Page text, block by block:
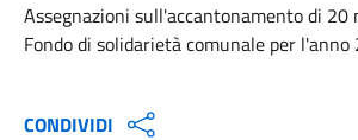
Assegnazioni sull'accantonamento di 20
Fondo di solidarietà comunale per l'anno
CONDIVIDI